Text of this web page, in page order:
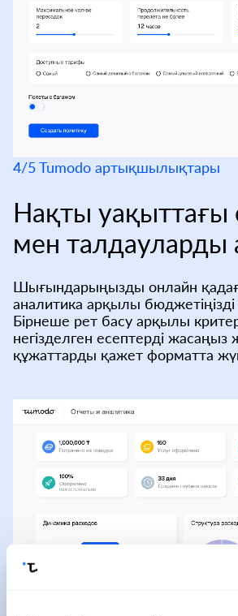
4/5 Tumodo артықшылықтары
Нақты уақыттағы
мен талдауларды
Шығындарыңызды онлайн
аналитика арқылы
Бірнеше рет басу арқылы
негізделген есептерді жасаңыз
құжаттарды қажет форматта